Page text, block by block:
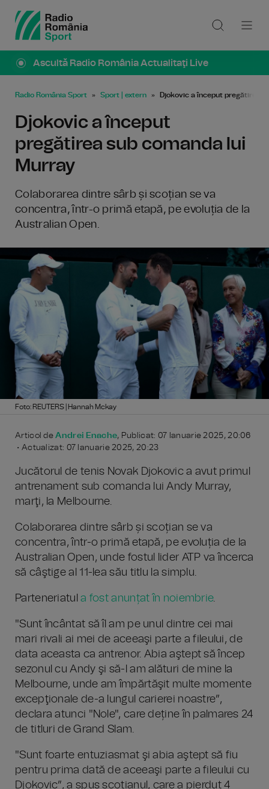
Ascultă Radio România Actualitaţi Live
Radio România Sport Sport | extern Djokovic a început pregătirea
Djokovic a început
pregătirea sub comanda lui
Murray
Colaborarea dintre sârb și scoțian se va
concentra, într-o primă etapă, pe evoluția de la
Australian Open.
Foto: REUTERS | Hannah Mckay
Articol deAndrei Enache, Publicat: 07 Ianuarie 2025, 20:06
• Actualizat: 07 Ianuarie 2025, 20:23
Jucătorul de tenis Novak Djokovic a avut primul
antrenament sub comanda lui Andy Murray,
marţi, la Melbourne.
Colaborarea dintre sârb și scoțian se va
concentra, într-o primă etapă, pe evoluția de la
Australian Open, unde fostul lider ATP va încerca
să câştige al 11-lea său titlu la simplu.
Parteneriatula fost anunțat în noiembrie.
"Sunt încântat să îl am pe unul dintre cei mai
mari rivali ai mei de aceeaşi parte a fileului, de
data aceasta ca antrenor. Abia aştept să încep
sezonul cu Andy şi să-l am alături de mine la
Melbourne, unde am împărtăşit multe momente
excepţionale de-a lungul carierei noastre”,
declara atunci "Nole", care deține în palmares 24
de titluri de Grand Slam.
"Sunt foarte entuziasmat şi abia aştept să fiu
pentru prima dată de aceeaşi parte a fileului cu
Djokovic”, a spus scoțianul, care a pierdut 4